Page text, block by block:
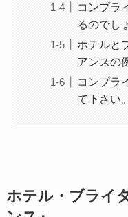
コンプラ
るのでし
ホテルと
アンスの
コンプラ
て下さい。
ホテル・ブライ